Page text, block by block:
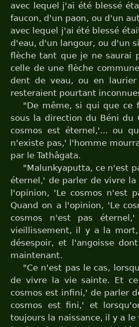
avec lequel j'ai été blessé
faucon, d'un paon, ou d'un
avec lequel j'ai été blessé
d'eau, d'un langour, ou d'un
flèche tant que je ne saurai
celle de une flèche
dent de veau, ou en
resteraient pourtant
"De même, si qui que ce
sous la direction du Béni
cosmos est éternel,'... ou
n'existe pas,' l'homme
par le Tathâgata.
"Malunkyaputta, ce n'est
éternel,' de parler de vivre
l'opinion, 'Le cosmos n'est
Quand on a l'opinion, 'Le
cosmos n'est pas
vieillissement, il y a la
désespoir, et l'angoisse
maintenant.
"Ce n'est pas le cas,
de vivre la vie sainte. Et
cosmos est infini,' de parler
cosmos est fini,' et
toujours la naissance, il y a